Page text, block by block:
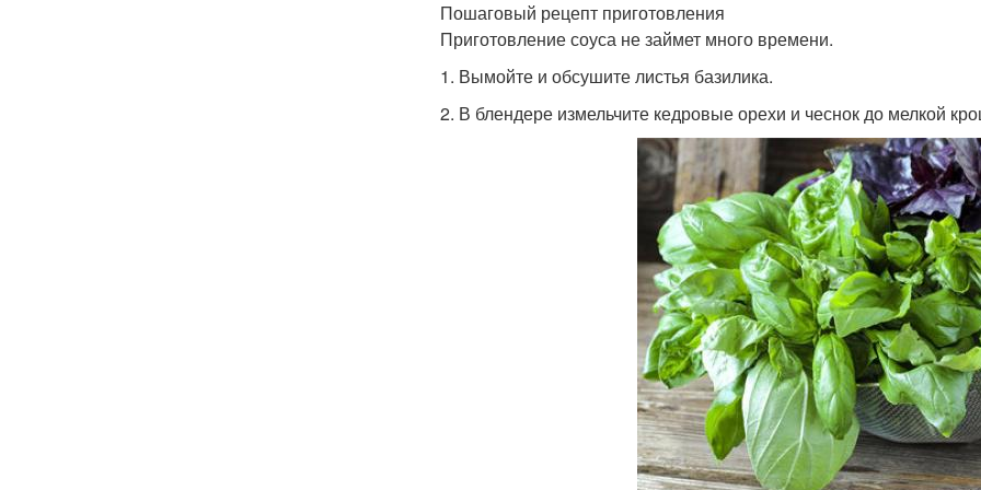
Пошаговый рецепт приготовления
Приготовление соуса не займет много времени.
1. Вымойте и обсушите листья базилика.
2. В блендере измельчите кедровые орехи и чеснок до мелкой